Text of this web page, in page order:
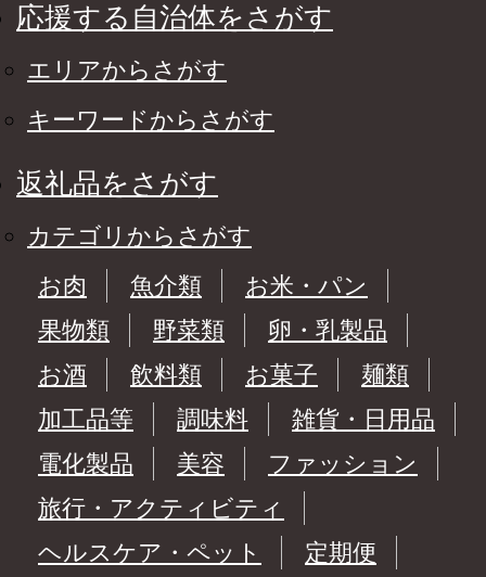
応援する自治体をさがす
エリアからさがす
キーワードからさがす
返礼品をさがす
カテゴリからさがす
お肉
魚介類
お米・パン
果物類
野菜類
卵・乳製品
お酒
飲料類 お菓子
麺類
加工品等
調味料
雑貨・日用品
電化製品
美容
ファッション
旅行・アクティビティ
ヘルスケア・ペット
定期便